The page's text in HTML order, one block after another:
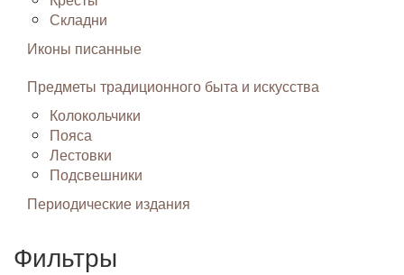
Складни
Иконы писанные
Предметы традиционного быта и искусства
Колокольчики
Пояса
Лестовки
Подсвешники
Периодические издания
Фильтры